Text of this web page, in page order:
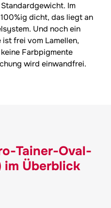
Im
dicht, das liegt an
Und noch ein
frei vom Lamellen,
Farbpigmente
wird einwandfrei.
Tainer-Oval-
im Überblick